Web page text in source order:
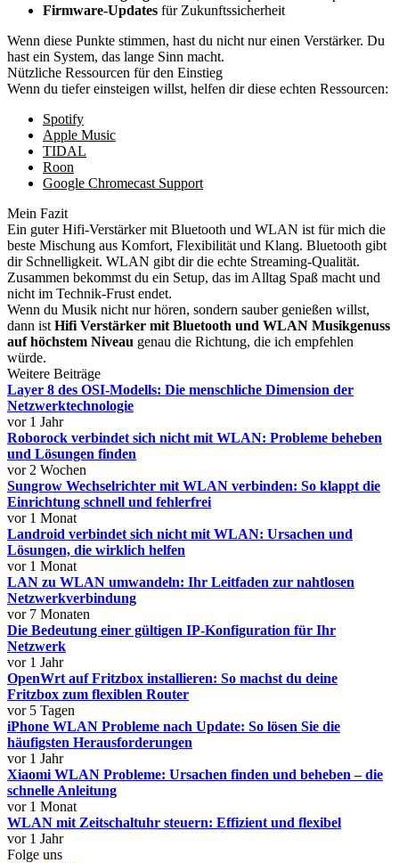
Firmware-Updates für Zukunftssicherheit
Wenn diese Punkte stimmen, hast du nicht nur einen Verstärker. Du
hast ein System, das lange Sinn macht.
Nützliche Ressourcen für den Einstieg
Wenn du tiefer einsteigen willst, helfen dir diese echten Ressourcen:
Spotify
Apple Music
TIDAL
Roon
Google Chromecast Support
Mein Fazit
Ein guter Hifi-Verstärker mit Bluetooth und WLAN ist für mich die
beste Mischung aus Komfort, Flexibilität und Klang. Bluetooth gibt
dir Schnelligkeit. WLAN gibt dir die echte Streaming-Qualität.
Zusammen bekommst du ein Setup, das im Alltag Spaß macht und
nicht im Technik-Frust endet.
Wenn du Musik nicht nur hören, sondern sauber genießen willst,
dann ist Hifi Verstärker mit Bluetooth und WLAN Musikgenuss
auf höchstem Niveau genau die Richtung, die ich empfehlen
würde.
Weitere Beiträge
Layer 8 des OSI-Modells: Die menschliche Dimension der
Netzwerktechnologie
vor 1 Jahr
Roborock verbindet sich nicht mit WLAN: Probleme beheben
und Lösungen finden
vor 2 Wochen
Sungrow Wechselrichter mit WLAN verbinden: So klappt die
Einrichtung schnell und fehlerfrei
vor 1 Monat
Landroid verbindet sich nicht mit WLAN: Ursachen und
Lösungen, die wirklich helfen
vor 1 Monat
LAN zu WLAN umwandeln: Ihr Leitfaden zur nahtlosen
Netzwerkverbindung
vor 7 Monaten
Die Bedeutung einer gültigen IP-Konfiguration für Ihr
Netzwerk
vor 1 Jahr
OpenWrt auf Fritzbox installieren: So machst du deine
Fritzbox zum flexiblen Router
vor 5 Tagen
iPhone WLAN Probleme nach Update: So lösen Sie die
häufigsten Herausforderungen
vor 1 Jahr
Xiaomi WLAN Probleme: Ursachen finden und beheben – die
schnelle Anleitung
vor 1 Monat
WLAN mit Zeitschaltuhr steuern: Effizient und flexibel
vor 1 Jahr
Folge uns